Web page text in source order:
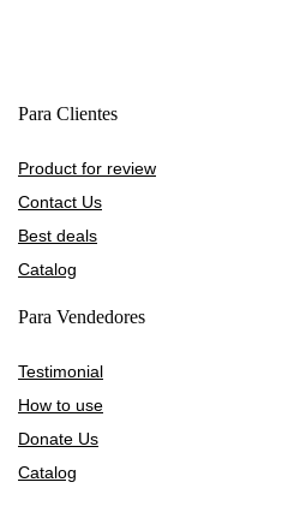
Para Clientes
Product for review
Contact Us
Best deals
Catalog
Para Vendedores
Testimonial
How to use
Donate Us
Catalog